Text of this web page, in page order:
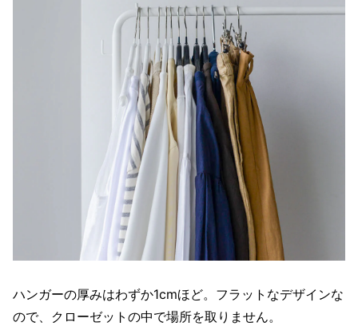
ハンガーの厚みはわずか1cmほど。フラットなデザインな
ので、クローゼットの中で場所を取りません。